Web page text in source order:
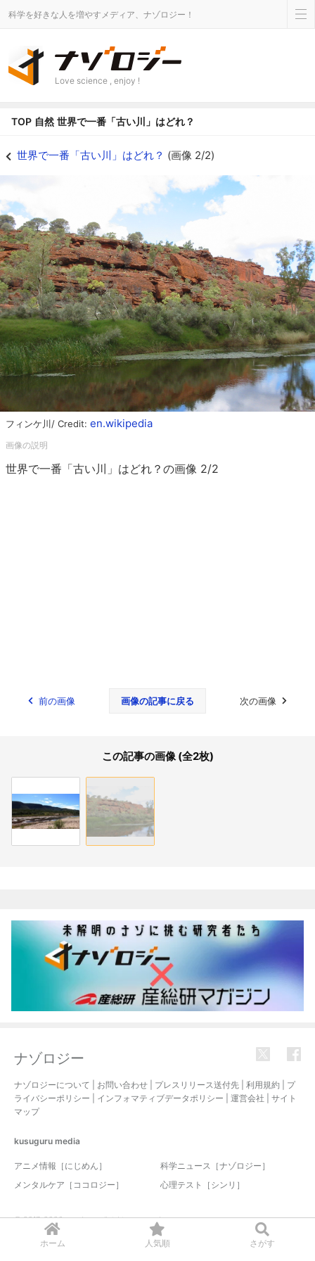
ホーム 人気順 さがす
科学を好きな人を増やすメディア、ナゾロジー！
Love science , enjoy !
TOP 自然 世界で一番「古い川」はどれ？
世界で一番「古い川」はどれ？ (画像 2/2)
フィンケ川/ Credit: en.wikipedia
世界で一番「古い川」はどれ？の画像 2/2
前の画像 画像の記事に戻る 次の画像
この記事の画像 (全2枚)
ナゾロジー
ナゾロジーについて お問い合わせ プレスリリース送付先 利用規約
プ
ライバシーポリシー
インフォマティブデータポリシー 運営会社
サイト
マップ
kusuguru media
アニメ情報［にじめん］
科学ニュース［ナゾロジー］
メンタルケア［ココロジー］
心理テスト［シンリ］
© 2017-2026 nazology. all rights reserved.